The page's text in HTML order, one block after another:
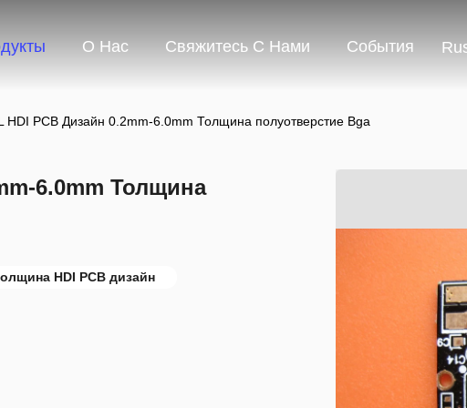
О Нас Свяжитесь С Нами События
HDI PCB Дизайн 0.2mm-6.0mm Толщина полуотверстие Bga
6.0mm Толщина
HDI PCB дизайн